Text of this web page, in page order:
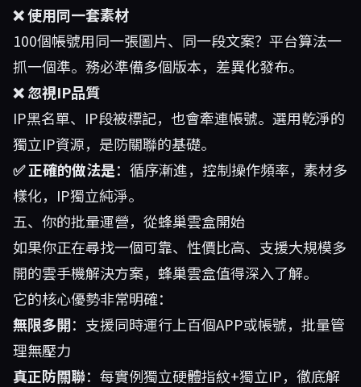
❌ 使用同一套素材
100個帳號用同一張圖片、同一段文案？平台算法一
抓一個準。務必準備多個版本，差異化發布。
❌ 忽視IP品質
IP黑名單、IP段被標記，也會牽連帳號。選用乾淨的
獨立IP資源，是防關聯的基礎。
✅ 正確的做法是：循序漸進，控制操作頻率，素材多
樣化，IP獨立純淨。
五、你的批量運營，從蜂巢雲盒開始
如果你正在尋找一個可靠、性價比高、支援大規模多
開的雲手機解決方案， 蜂巢雲盒值得深入了解。
它的核心優勢非常明確：
無限多開：支援同時運行上百個APP或帳號，批量管
理無壓力
真正防關聯：每實例獨立硬體指紋+獨立IP，徹底解